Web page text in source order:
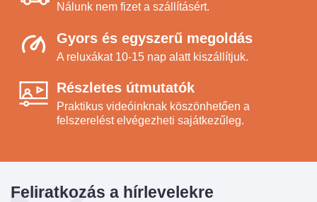
Nálunk nem fizet a szállításért.
Gyors és egyszerű megoldás
A reluxákat 10-15 nap alatt kiszállítjuk.
Részletes útmutatók
Praktikus videóinknak köszönhetően a
felszerelést elvégezheti sajátkezűleg.
Feliratkozás a hírlevelekre